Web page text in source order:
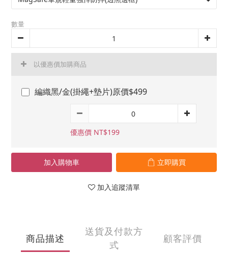
數量
以優惠價加購商品
編織黑/金(掛繩+墊片)原價$499
優惠價 NT$199
加入購物車 立即購買
加入追蹤清單
商品描述
送貨及付款方
式
顧客評價